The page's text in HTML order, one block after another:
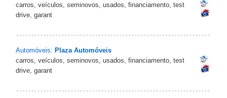
carros, veículos, seminovos, usados, financiamento, test
drive, garant
Automóveis: Plaza Automóveis
carros, veículos, seminovos, usados, financiamento, test
drive, garant